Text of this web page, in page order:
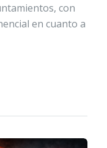
con
en cuanto a